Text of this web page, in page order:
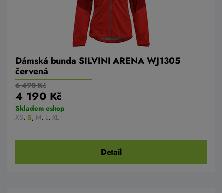
Dámská bunda SILVINI ARENA WJ1305
červená
6 490 Kč
4 190 Kč
Skladem eshop
XS, S, M, L, XL
Detail